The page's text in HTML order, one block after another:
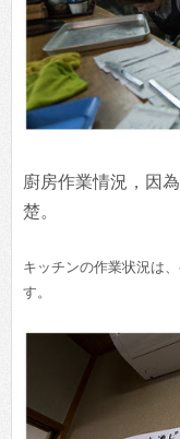
廚房作業情況，因
楚。
キッチンの作業状況は
す。